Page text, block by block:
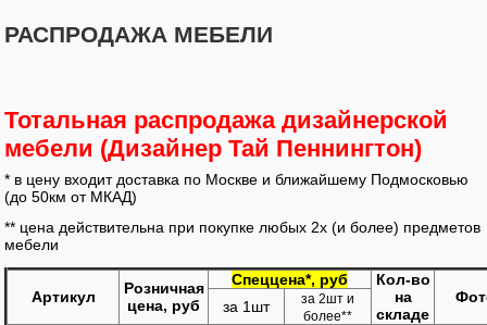
РАСПРОДАЖА МЕБЕЛИ
Тотальная распродажа дизайнерской
мебели (Дизайнер Тай Пеннингтон)
* в цену входит доставка по Москве и ближайшему Подмосковью
(до 50км от МКАД)
** цена действительна при покупке любых 2х (и более) предметов
мебели
Артикул
Розничная
цена, руб
Спеццена*, руб
Кол-во
на
складе
за 1шт
за 2шт и
более**